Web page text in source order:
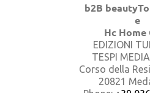
b2B
e
Hc Home
EDIZIONI
TESPI
Corso della
20821